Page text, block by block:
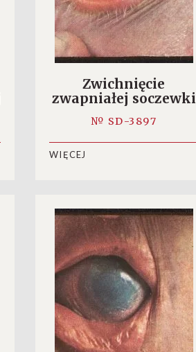
Zwichnięcie
zwapniałej soczewki
do komory przedniej
oka
№ SD-3897
WIĘCEJ